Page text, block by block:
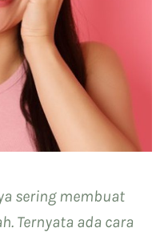
sering membuat
Ternyata ada cara